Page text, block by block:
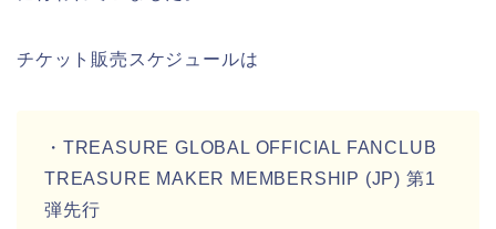
チケット販売スケジュールは
・TREASURE GLOBAL OFFICIAL FANCLUB
TREASURE MAKER MEMBERSHIP (JP) 第1
弾先行